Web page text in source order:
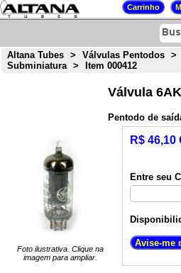
Altana Tubes > Válvulas Pentodos >
Subminiatura
> Item 000412
Válvula
Pentodo de
Foto ilustrativa. Clique na
imagem para ampliar.
R$ 46,10
Entre seu